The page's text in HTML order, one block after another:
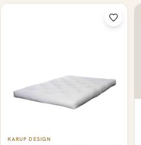
KARUP DESIGN